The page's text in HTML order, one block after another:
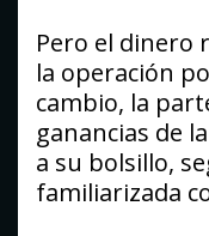
Pero el dinero
la operación
cambio, la
ganancias de
a su bolsillo,
familiarizada